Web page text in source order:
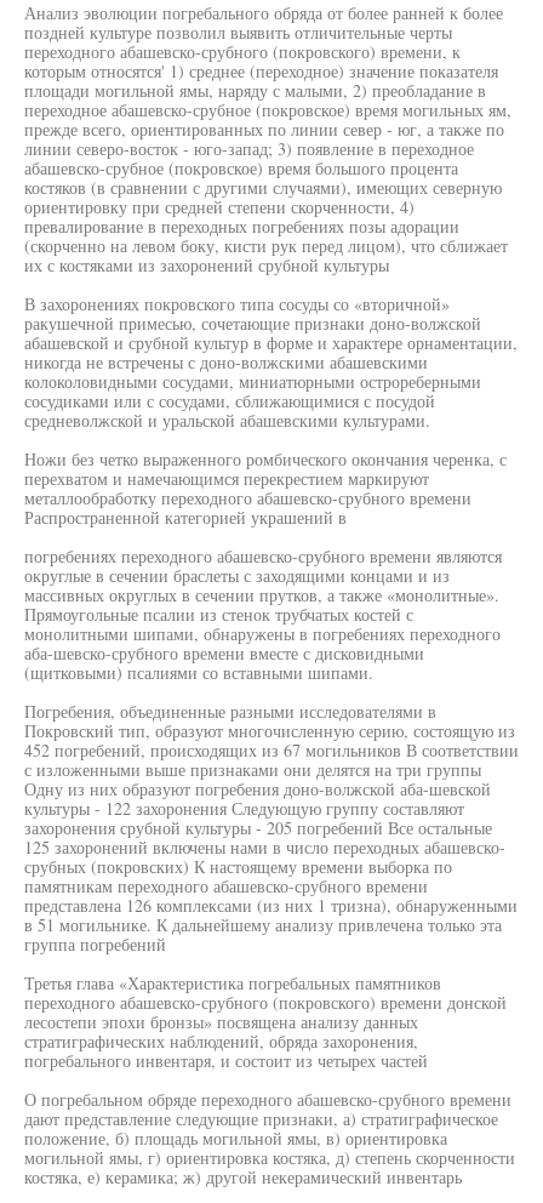
Анализ эволюции погребального обряда от более ранней к более
поздней культуре позволил выявить отличительные черты
переходного абашевско-срубного (покровского) времени, к
которым относятся' 1) среднее (переходное) значение показателя
площади могильной ямы, наряду с малыми, 2) преобладание в
переходное абашевско-срубное (покровское) время могильных ям,
прежде всего, ориентированных по линии север - юг, а также по
линии северо-восток - юго-запад; 3) появление в переходное
абашевско-срубное (покровское) время большого процента
костяков (в сравнении с другими случаями), имеющих северную
ориентировку при средней степени скорченности, 4)
превалирование в переходных погребениях позы адорации
(скорченно на левом боку, кисти рук перед лицом), что сближает
их с костяками из захоронений срубной культуры
В захоронениях покровского типа сосуды со «вторичной»
ракушечной примесью, сочетающие признаки доно-волжской
абашевской и срубной культур в форме и характере орнаментации,
никогда не встречены с доно-волжскими абашевскими
колоколовидными сосудами, миниатюрными острореберными
сосудиками или с сосудами, сближающимися с посудой
средневолжской и уральской абашевскими культурами.
Ножи без четко выраженного ромбического окончания черенка, с
перехватом и намечающимся перекрестием маркируют
металлообработку переходного абашевско-срубного времени
Распространенной категорией украшений в
погребениях переходного абашевско-срубного времени являются
округлые в сечении браслеты с заходящими концами и из
массивных округлых в сечении прутков, а также «монолитные».
Прямоугольные псалии из стенок трубчатых костей с
монолитными шипами, обнаружены в погребениях переходного
аба-шевско-срубного времени вместе с дисковидными
(щитковыми) псалиями со вставными шипами.
Погребения, объединенные разными исследователями в
Покровский тип, образуют многочисленную серию, состоящую из
452 погребений, происходящих из 67 могильников В соответствии
с изложенными выше признаками они делятся на три группы
Одну из них образуют погребения доно-волжской аба-шевской
культуры - 122 захоронения Следующую группу составляют
захоронения срубной культуры - 205 погребений Все остальные
125 захоронений включены нами в число переходных абашевско-
срубных (покровских) К настоящему времени выборка по
памятникам переходного абашевско-срубного времени
представлена 126 комплексами (из них 1 тризна), обнаруженными
в 51 могильнике. К дальнейшему анализу привлечена только эта
группа погребений
Третья глава «Характеристика погребальных памятников
переходного абашевско-срубного (покровского) времени донской
лесостепи эпохи бронзы» посвящена анализу данных
стратиграфических наблюдений, обряда захоронения,
погребального инвентаря, и состоит из четырех частей
О погребальном обряде переходного абашевско-срубного времени
дают представление следующие признаки, а) стратиграфическое
положение, б) площадь могильной ямы, в) ориентировка
могильной ямы, г) ориентировка костяка, д) степень скорченности
костяка, е) керамика; ж) другой некерамический инвентарь